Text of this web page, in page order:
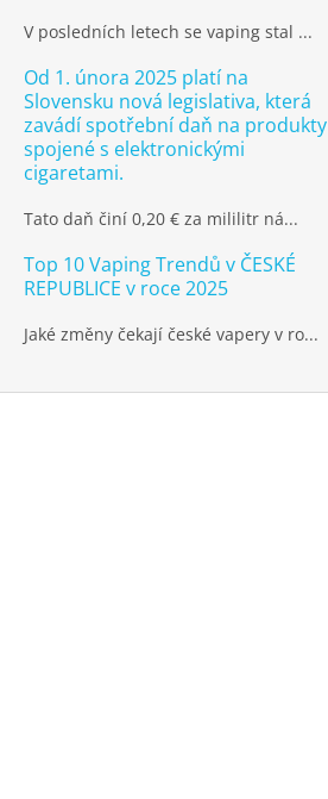
V posledních letech se vaping stal ...
Od 1. února 2025 platí na
Slovensku nová legislativa, která
zavádí spotřební daň na produkty
spojené s elektronickými
cigaretami.
Tato daň činí 0,20 € za mililitr ná...
Top 10 Vaping Trendů v ČESKÉ
REPUBLICE v roce 2025
Jaké změny čekají české vapery v ro...